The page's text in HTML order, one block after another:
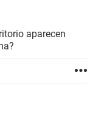
aparecen